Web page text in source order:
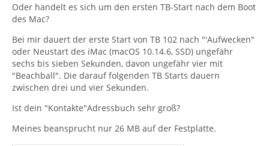
Oder handelt es sich um den ersten TB-Start nach dem Boot
des Mac?
Bei mir dauert der erste Start von TB 102 nach "'Aufwecken"
oder Neustart des iMac (macOS 10.14.6, SSD) ungefähr
sechs bis sieben Sekunden, davon ungefähr vier mit
"Beachball". Die darauf folgenden TB Starts dauern
zwischen drei und vier Sekunden.
Ist dein "Kontakte"Adressbuch sehr groß?
Meines beansprucht nur 26 MB auf der Festplatte.